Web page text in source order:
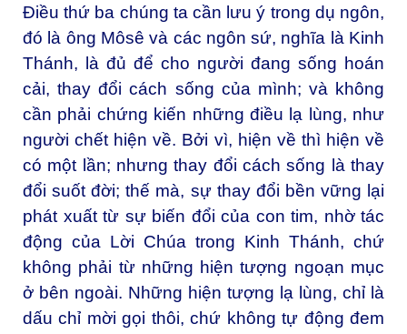
Điều thứ ba chúng ta cần lưu ý trong dụ ngôn,
đó là ông Môsê và các ngôn sứ, nghĩa là Kinh
Thánh, là đủ để cho người đang sống hoán
cải, thay đổi cách sống của mình; và không
cần phải chứng kiến những điều lạ lùng, như
người chết hiện về. Bởi vì, hiện về thì hiện về
có một lần; nhưng thay đổi cách sống là thay
đổi suốt đời; thế mà, sự thay đổi bền vững lại
phát xuất từ sự biến đổi của con tim, nhờ tác
động của Lời Chúa trong Kinh Thánh, chứ
không phải từ những hiện tượng ngoạn mục
ở bên ngoài. Những hiện tượng lạ lùng, chỉ là
dấu chỉ mời gọi thôi, chứ không tự động đem